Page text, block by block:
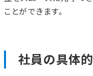
ことができます。
社員の​具体